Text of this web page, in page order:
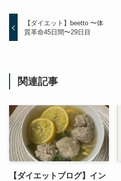
【ダイエット】beetto 〜体
質革命45日間〜29日目
関連記事
【ダイエットブログ】イン